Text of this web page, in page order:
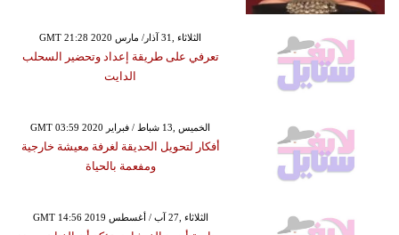
GMT 21:28 2020 الثلاثاء ,31 آذار/ مارس
تعرفي على طريقة إعداد وتحضير السحلب
الدايت
GMT 03:59 2020 الخميس ,13 شباط / فبراير
أفكار لتحويل الحديقة لغرفة معيشة خارجية
ومفعمة بالحياة
GMT 14:56 2019 الثلاثاء ,27 آب / أغسطس